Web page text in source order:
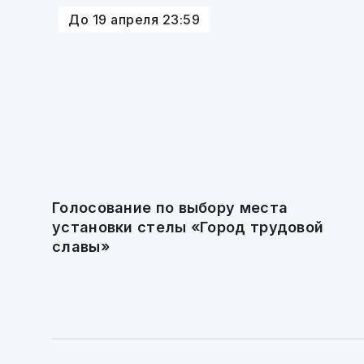
До 19 апреля 23:59
Голосование по выбору места
установки стелы «Город трудовой
славы»